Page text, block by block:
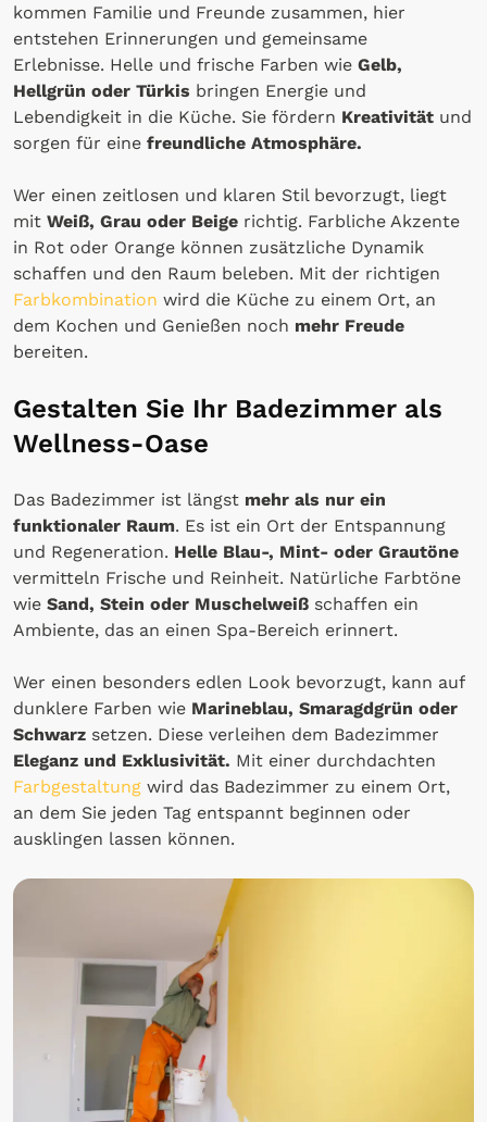
kommen Familie und Freunde zusammen, hier
entstehen Erinnerungen und gemeinsame
Erlebnisse. Helle und frische Farben wie Gelb,
Hellgrün oder Türkis bringen Energie und
Lebendigkeit in die Küche. Sie fördern Kreativität und
sorgen für eine freundliche Atmosphäre.
Wer einen zeitlosen und klaren Stil bevorzugt, liegt
mit Weiß, Grau oder Beige richtig. Farbliche Akzente
in Rot oder Orange können zusätzliche Dynamik
schaffen und den Raum beleben. Mit der richtigen
Farbkombination wird die Küche zu einem Ort, an
dem Kochen und Genießen noch mehr Freude
bereiten.
Gestalten Sie Ihr Badezimmer als
Wellness-Oase
Das Badezimmer ist längst mehr als nur ein
funktionaler Raum. Es ist ein Ort der Entspannung
und Regeneration. Helle Blau-, Mint- oder Grautöne
vermitteln Frische und Reinheit. Natürliche Farbtöne
wie Sand, Stein oder Muschelweiß schaffen ein
Ambiente, das an einen Spa-Bereich erinnert.
Wer einen besonders edlen Look bevorzugt, kann auf
dunklere Farben wie Marineblau, Smaragdgrün oder
Schwarz setzen. Diese verleihen dem Badezimmer
Eleganz und Exklusivität. Mit einer durchdachten
Farbgestaltung wird das Badezimmer zu einem Ort,
an dem Sie jeden Tag entspannt beginnen oder
ausklingen lassen können.